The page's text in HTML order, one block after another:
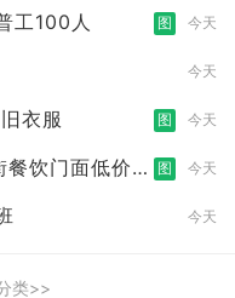
工100人 图 今天
今天
衣服 图 今天
饮门面低价转
图 今天
今天
类>>